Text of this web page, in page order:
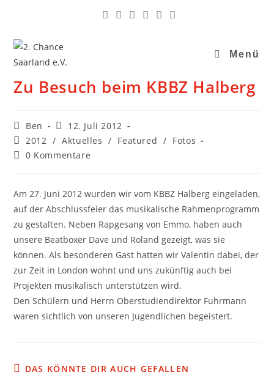
Menü
Zu Besuch beim KBBZ Halberg
Ben
12. Juli 2012
2012 / Aktuelles / Featured / Fotos
0 Kommentare
Am 27. Juni 2012 wurden wir vom KBBZ Halberg eingeladen,
auf der Abschlussfeier das musikalische Rahmenprogramm
zu gestalten. Neben Rapgesang von Emmo, haben auch
unsere Beatboxer Dave und Roland gezeigt, was sie
können. Als besonderen Gast hatten wir Valentin dabei, der
zur Zeit in London wohnt und uns zukünftig auch bei
Projekten musikalisch unterstützen wird.
Den Schülern und Herrn Oberstudiendirektor Fuhrmann
waren sichtlich von unseren Jugendlichen begeistert.
DAS KÖNNTE DIR AUCH GEFALLEN